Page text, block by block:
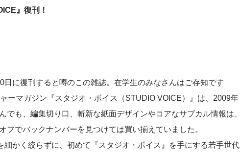
』復刊！
日に復刊すると噂のこの雑誌。在学生のみなさんはご存知です
ーマガジン『スタジオ・ボイス（STUDIO VOICE）』は、2009年
でも、編集切り口、斬新な紙面デザインやコアなサブカル情報は、
フでバックナンバーを見つけては買い揃えていました。
細かく絞らずに、初めて『スタジオ・ボイス』を手にする若手世代